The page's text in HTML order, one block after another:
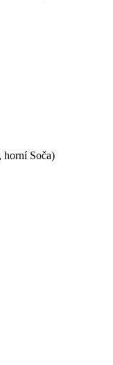
horní Soča)